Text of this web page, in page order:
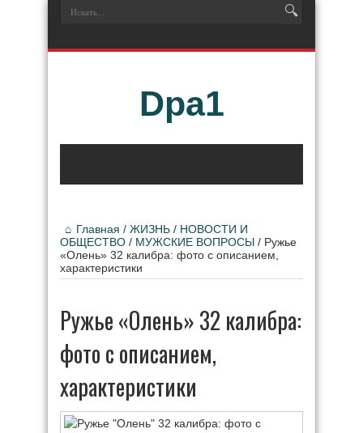
Dpa1
Главная / ЖИЗНЬ / НОВОСТИ И
ОБЩЕСТВО / МУЖСКИЕ ВОПРОСЫ / Ружье
«Олень» 32 калибра: фото с описанием,
характеристики
Ружье «Олень» 32 калибра:
фото с описанием,
характеристики